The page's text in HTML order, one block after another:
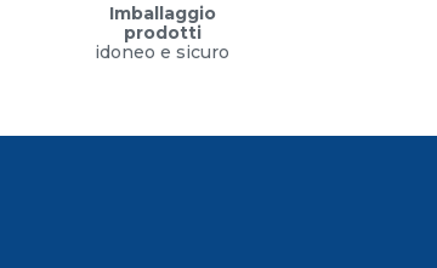
Imballaggio
prodotti
idoneo e sicuro